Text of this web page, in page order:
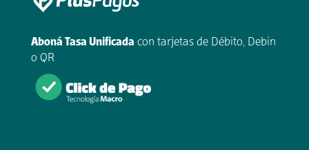
Aboná Tasa Unificada con tarjetas de Débito, Debin
o QR